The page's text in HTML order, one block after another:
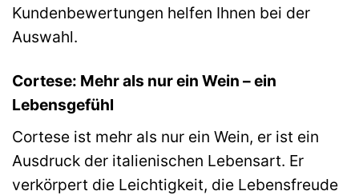
Kundenbewertungen helfen Ihnen bei der
Auswahl.
Cortese: Mehr als nur ein Wein – ein
Lebensgefühl
Cortese ist mehr als nur ein Wein, er ist ein
Ausdruck der italienischen Lebensart. Er
verkörpert die Leichtigkeit, die Lebensfreude